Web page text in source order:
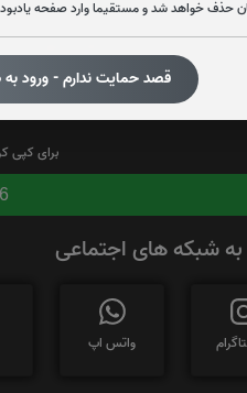
حذف خواهد شد و مستقیما وارد صفحه
قصد حمایت ندارم - ورود
تعداد بازدید : 351
برای کپی
به شبکه های اجتماعی
واتس اپ